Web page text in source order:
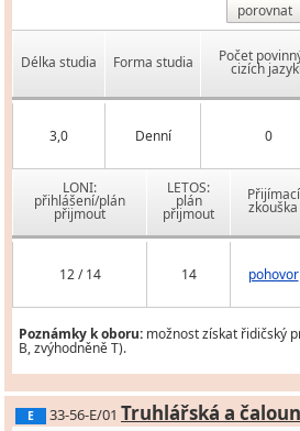
porovnat
Délka studia Forma studia Počet
cizích
3,0 Denní 0
LONI:
přihlášení/plán
přijmout
LETOS:
plán
přijmout
Přijímací
zkouška
12 / 14 14 pohovor
Poznámky k oboru: možnost získat řidičský
B, zvýhodněně T).
E 33-56-E/01 Truhlářská a